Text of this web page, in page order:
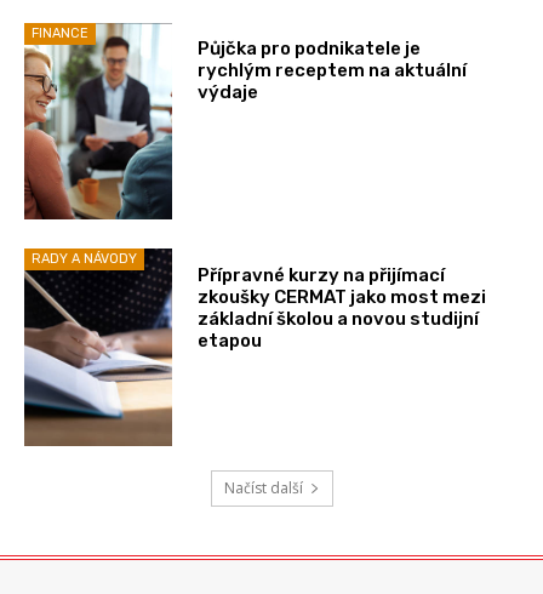
FINANCE
Půjčka pro podnikatele je
rychlým receptem na aktuální
výdaje
RADY A NÁVODY
Přípravné kurzy na přijímací
zkoušky CERMAT jako most mezi
základní školou a novou studijní
etapou
Načíst další